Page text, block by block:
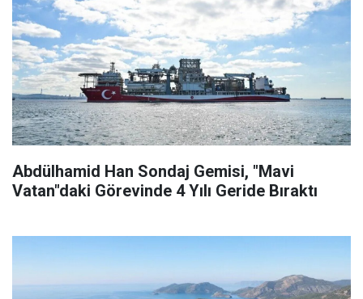
Abdülhamid Han Sondaj Gemisi, "Mavi
Vatan"daki Görevinde 4 Yılı Geride Bıraktı